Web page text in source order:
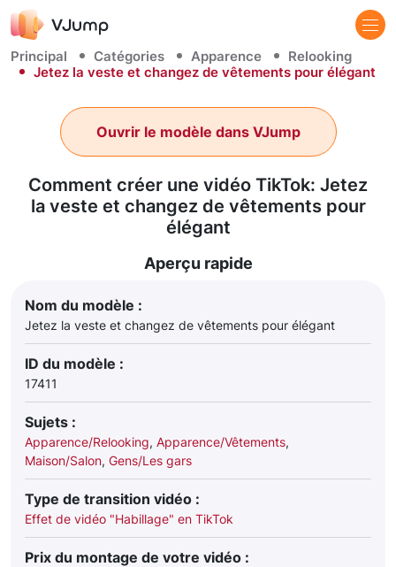
Principal Catégories Apparence
Relooking
Jetez la veste et changez de vêtements pour élégant
Comment créer une vidéo TikTok: Jetez
la veste et changez de vêtements pour
élégant
Ouvrir le modèle dans VJump
Aperçu rapide
Nom du modèle :
Jetez la veste et changez de vêtements pour élégant
ID du modèle :
17411
Sujets :
Apparence/Relooking, Apparence/Vêtements,
Maison/Salon, Gens/Les gars
Type de transition vidéo :
Effet de vidéo "Habillage" en TikTok
Prix du montage de votre vidéo :